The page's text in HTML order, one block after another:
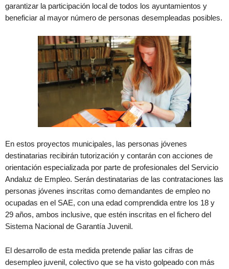
garantizar la participación local de todos los ayuntamientos y
beneficiar al mayor número de personas desempleadas posibles.
En estos proyectos municipales, las personas jóvenes
destinatarias recibirán tutorización y contarán con acciones de
orientación especializada por parte de profesionales del Servicio
Andaluz de Empleo. Serán destinatarias de las contrataciones las
personas jóvenes inscritas como demandantes de empleo no
ocupadas en el SAE, con una edad comprendida entre los 18 y
29 años, ambos inclusive, que estén inscritas en el fichero del
Sistema Nacional de Garantía Juvenil.
El desarrollo de esta medida pretende paliar las cifras de
desempleo juvenil, colectivo que se ha visto golpeado con más